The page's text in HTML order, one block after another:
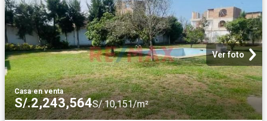
Ver foto
Casa·en venta
S/.2,243,564S/.10,151/m²